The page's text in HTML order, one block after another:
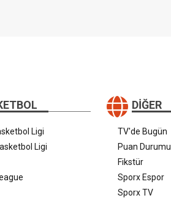
Ligi
Ligi
DIĞER
TV'de Bugün
Puan Durumu
Fikstür
Sporx Espor
Sporx TV